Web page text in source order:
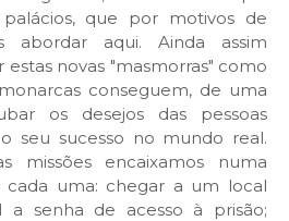
que por motivos de
abordar aqui. Ainda assim
novas "masmorras" como
conseguem, de uma
os desejos das pessoas
seu sucesso no mundo real.
missões encaixamos numa
uma: chegar a um local
a senha de acesso à prisão;